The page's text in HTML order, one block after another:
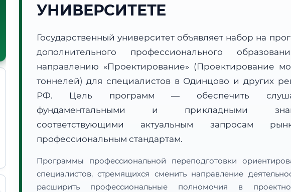
УНИВЕРСИТЕТЕ
Государственный университет объявляет набор на
дополнительного профессионального
направлению «Проектирование» (Проектирование
тоннелей) для специалистов в Одинцово и других
РФ. Цель программ — обеспечить
фундаментальными и прикладными
соответствующими актуальным запросам
профессиональным стандартам.
Программы профессиональной переподготовки
специалистов, стремящихся сменить направление
расширить профессиональные полномочия в